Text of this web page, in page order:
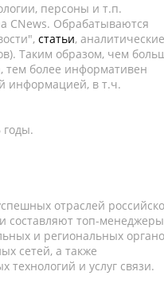
персоны и т.п.
CNews. Обрабатываются
статьи, аналитические
Таким образом, чем
тем более информативен
информацией, в т.ч.
годы.
отраслей
составляют топ-
и региональных
сетей, а также
и услуг связи.